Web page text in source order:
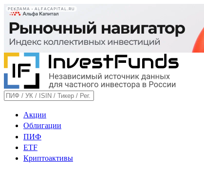
РЕКЛАМА • ALFACAPITAL.RU
Акции
Облигации
ПИФ
ETF
Криптоактивы